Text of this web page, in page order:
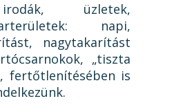
üzletek,
napi,
nagytakarítást
„tiszta
fertőtlenítésében is